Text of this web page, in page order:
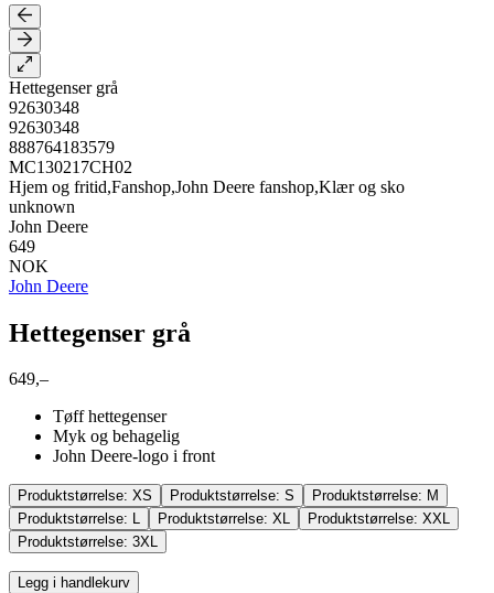
Hettegenser grå
92630348
92630348
888764183579
MC130217CH02
Hjem og fritid,Fanshop,John Deere fanshop,Klær og sko
unknown
John Deere
649
NOK
John Deere
Hettegenser grå
649,–
Tøff hettegenser
Myk og behagelig
John Deere-logo i front
Produktstørrelse: XS Produktstørrelse: S Produktstørrelse: M
Produktstørrelse: L Produktstørrelse: XL Produktstørrelse: XXL
Produktstørrelse: 3XL
Legg i handlekurv